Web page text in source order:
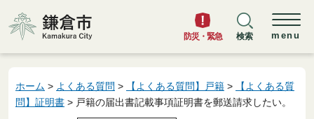
鎌倉市
防災・緊急 検索 menu
ホーム > よくある質問 > 【よくある質問】戸籍 >
【よくある質
問】証明書 > 戸籍の届出書記載事項証明書を郵送請求したい。